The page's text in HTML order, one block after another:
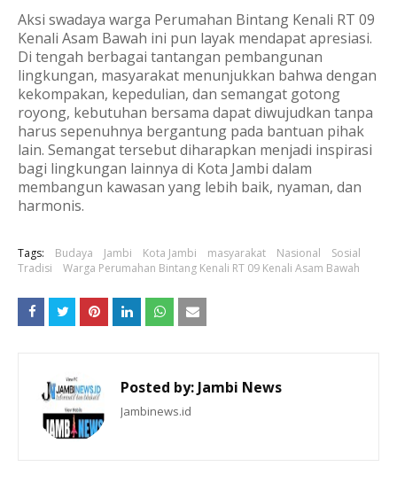
Aksi swadaya warga Perumahan Bintang Kenali RT 09
Kenali Asam Bawah ini pun layak mendapat apresiasi.
Di tengah berbagai tantangan pembangunan
lingkungan, masyarakat menunjukkan bahwa dengan
kekompakan, kepedulian, dan semangat gotong
royong, kebutuhan bersama dapat diwujudkan tanpa
harus sepenuhnya bergantung pada bantuan pihak
lain. Semangat tersebut diharapkan menjadi inspirasi
bagi lingkungan lainnya di Kota Jambi dalam
membangun kawasan yang lebih baik, nyaman, dan
harmonis.
Tags: Budaya Jambi Kota Jambi masyarakat Nasional
Sosial
Tradisi
Warga Perumahan Bintang Kenali RT 09 Kenali Asam Bawah
Posted by:Jambi News
Jambinews.id